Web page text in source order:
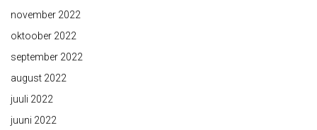
november 2022
oktoober 2022
september 2022
august 2022
juuli 2022
juuni 2022